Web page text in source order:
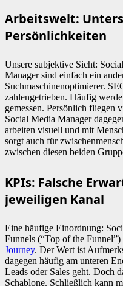
Arbeitswelt:
Persönlichkeiten
Unsere subjektive Sicht:
Manager sind einfach ein
Suchmaschinenoptimierer.
zahlengetrieben. Häufig
gemessen. Persönlich fliegen
Social Media Manager
arbeiten visuell und mit
sorgt auch für
zwischen diesen beiden
KPIs: Falsche
jeweiligen Kanal
Eine häufige Einordnung:
Funnels (“Top of the
Journey. Der Wert ist
dagegen häufig am unteren
Leads oder Sales geht. Doch
Schablone. Schließlich kann